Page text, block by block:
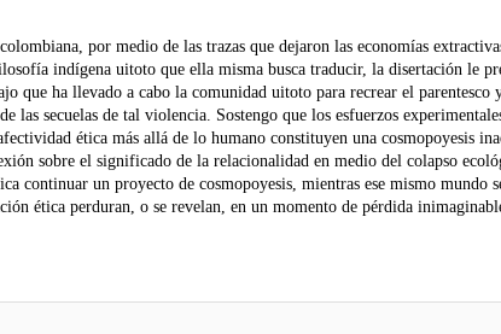
por medio de las trazas que dejaron las economías
indígena uitoto que ella misma busca traducir, la disertación le
que ha llevado a cabo la comunidad uitoto para recrear el parentesco
las secuelas de tal violencia. Sostengo que los esfuerzos
ética más allá de lo humano constituyen una cosmopoyesis
sobre el significado de la relacionalidad en medio del colapso
continuar un proyecto de cosmopoyesis, mientras ese mismo mundo
ética perduran, o se revelan, en un momento de pérdida